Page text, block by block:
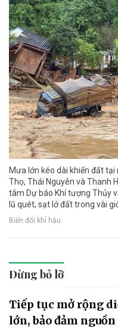
Mưa lớn kéo dài khiến đất tại
Thọ, Thái Nguyên và Thanh
tâm Dự báo Khí tượng Thủy
lũ quét, sạt lở đất trong vài
Biến đổi khí hậu
Đừng bỏ lỡ
Tiếp tục mở rộng
lớn, bảo đảm